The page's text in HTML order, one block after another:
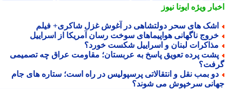
ویژهایونا نیوز
های سحر دولتشاهی در آغوش غزل شاکری+ فیلم
ناگهانی هواپیماهای سوخت رسان آمریکا از اسراییل
لبنان و اسراییل شکست خورد؟
پرده تعویق پاسخ به عربستان؛ مقاومت عراق چه تصمیمی
بمب نقل و انتقالاتی پرسپولیس در راه است؛ ستاره های جام
سرخپوش می شوند؟